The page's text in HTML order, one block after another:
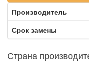
Производитель
Срок замены
Страна